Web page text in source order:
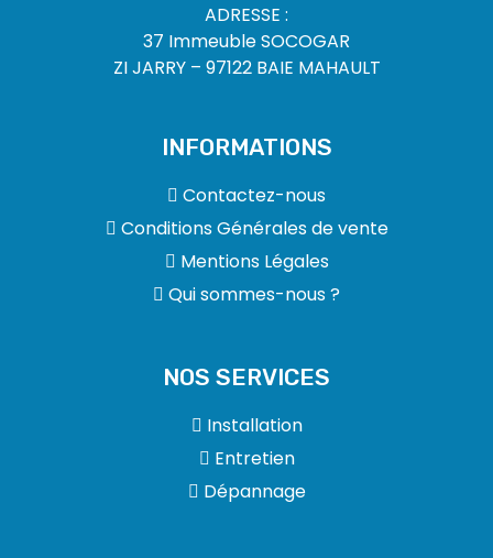
ADRESSE :
37 Immeuble SOCOGAR
ZI JARRY – 97122 BAIE MAHAULT
INFORMATIONS
Contactez-nous
Conditions Générales de vente
Mentions Légales
Qui sommes-nous ?
NOS SERVICES
Installation
Entretien
Dépannage